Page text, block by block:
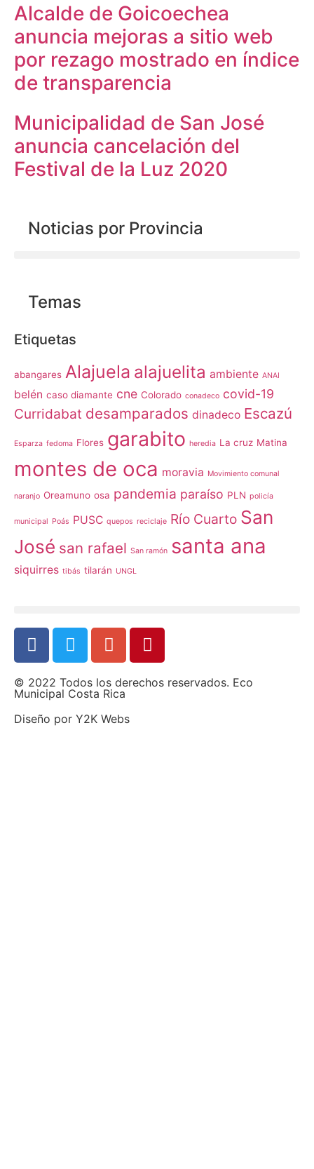
Alcalde de Goicoechea
anuncia mejoras a sitio web
por rezago mostrado en índice
de transparencia
Municipalidad de San José
anuncia cancelación del
Festival de la Luz 2020
Noticias por Provincia
Temas
Etiquetas
abangares Alajuela alajuelita ambiente ANAI
belén caso diamante cne Colorado conadeco covid-19
Curridabat desamparados dinadeco Escazú
Esparza fedoma Flores garabito heredia La cruz Matina
montes de oca moravia Movimiento comunal
naranjo Oreamuno osa pandemia paraíso PLN policía
municipal Poás PUSC quepos reciclaje Río Cuarto San
José san rafael San ramón santa ana
siquirres tibás tilarán UNGL
© 2022 Todos los derechos reservados. Eco
Municipal Costa Rica
Diseño por Y2K Webs